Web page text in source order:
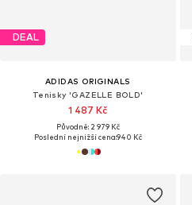
DEAL
ADIDAS ORIGINALS
Tenisky 'GAZELLE BOLD'
1 487 Kč
Původně: 2 979 Kč
Poslední nejnižší cena:940 Kč